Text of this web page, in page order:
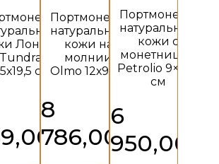
из
Лонгер
Tundra
см
₽
Портмоне из
натуральной
кожи на
молнии
Olmo 12х9 см
8
786,00₽
можно
выбрать
странице
товара.
Портмоне из
натуральной
кожи с
монетницей
Petrolio 9×10,5
см
6
950,00
можно
выбрать
странице
товара.